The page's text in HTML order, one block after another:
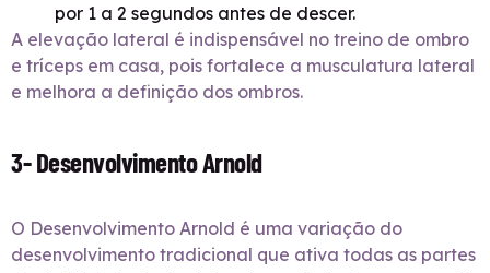
por 1 a 2 segundos antes de descer.
A elevação lateral é indispensável no treino de ombro
e tríceps em casa, pois fortalece a musculatura lateral
e melhora a definição dos ombros.
3- Desenvolvimento Arnold
O Desenvolvimento Arnold é uma variação do
desenvolvimento tradicional que ativa todas as partes